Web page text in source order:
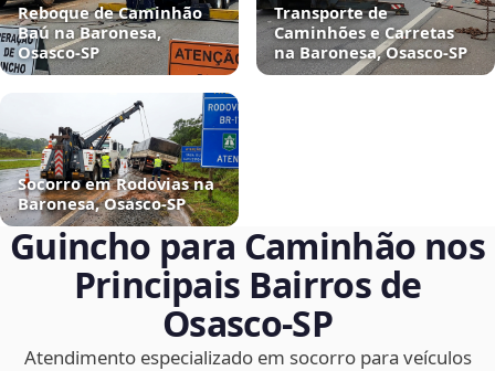
Reboque de Caminhão
Baú na Baronesa,
Osasco‑SP
Transporte de
Caminhões e Carretas
na Baronesa, Osasco‑SP
Socorro em Rodovias na
Baronesa, Osasco‑SP
Guincho para Caminhão nos
Principais Bairros de
Osasco‑SP
Atendimento especializado em socorro para veículos